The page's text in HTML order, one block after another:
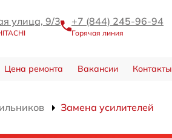
улица, 9/3 +7 (844) 245-96-94
Горячая линия
Цена ремонта Вакансии Контакты
Замена усилителей